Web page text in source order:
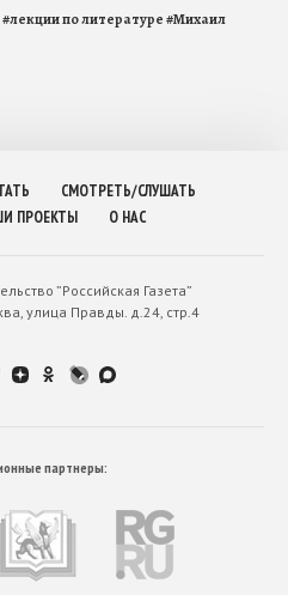
#лекции по литературе#Михаил
СМОТРЕТЬ/СЛУШАТЬ
ПРОЕКТЫ О НАС
”Российская Газета”
улица Правды. д.24, стр.4
партнеры: